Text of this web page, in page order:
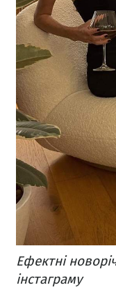
Ефектні
інстаграму